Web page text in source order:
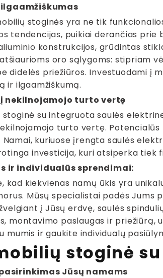
stoginės yra ne tik
tendencijas, puikiai derančias prie
konstrukcijos, grūdintas
oro sąlygoms: stipriam
didelės priežiūros. Investuodami į
ir ilgaamžiškumą.
nekilnojamojo turto vertę
su integruota saulės
turto vertę.
Namai, kuriuose įrengta saulės
investicija, kuri atsiperka tiek
ir individualūs sprendimai:
kad kiekvienas namų ūkis yra
Mūsų specialistai padės
į Jūsų erdvę, saulės
montavimo paslaugas ir priežiūrą,
mumis ir gaukite individualų
stoginė
Jūsų namams